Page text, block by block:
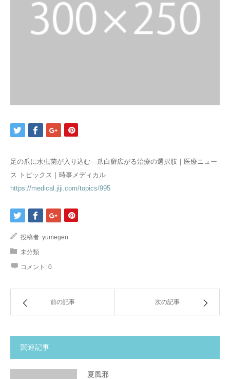
足の爪に水虫菌が入り込む―爪白癬広がる治療の選択肢｜医療ニュー
ス トピックス｜時事メディカル
https://medical.jiji.com/topics/995
投稿者: yumegen
未分類
コメント: 0
前の記事 次の記事
関連記事
夏風邪